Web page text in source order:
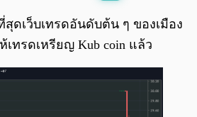
0:00
ดเว็บเทรดอันดับต้น ๆ ของเมือง
เทรดเหรียญ Kub coin แล้ว